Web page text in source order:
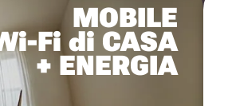
MOBILE
Fi di CASA
+ ENERGIA